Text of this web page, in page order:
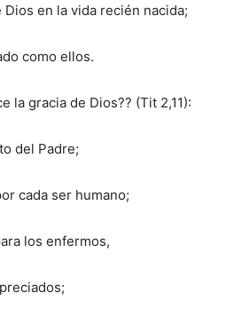
en la vida recién nacida;
como ellos.
la gracia de Dios?? (Tit 2,11):
del Padre;
cada ser humano;
los enfermos,